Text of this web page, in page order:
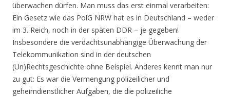
überwachen dürfen. Man muss das erst einmal verarbeiten:
Ein Gesetz wie das PolG NRW hat es in Deutschland – weder
im 3. Reich, noch in der späten DDR – je gegeben!
Insbesondere die verdachtsunabhängige Überwachung der
Telekommunikation sind in der deutschen
(Un)Rechtsgeschichte ohne Beispiel. Anderes kennt man nur
zu gut: Es war die Vermengung polizeilicher und
geheimdienstlicher Aufgaben, die die polizeiliche